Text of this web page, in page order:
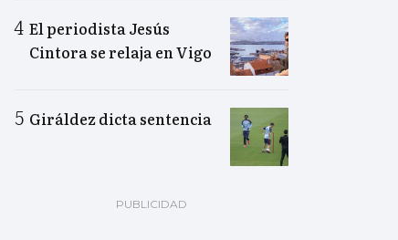
El periodista Jesús
Cintora se relaja en Vigo
Giráldez dicta sentencia